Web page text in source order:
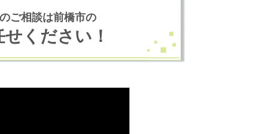
ご相談は前橋市の
ください！